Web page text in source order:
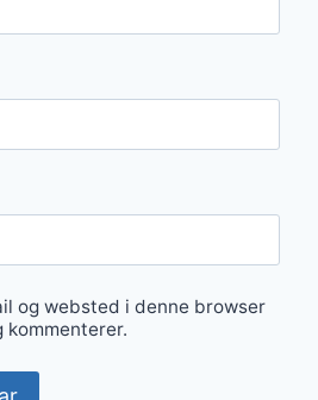
og websted i denne browser